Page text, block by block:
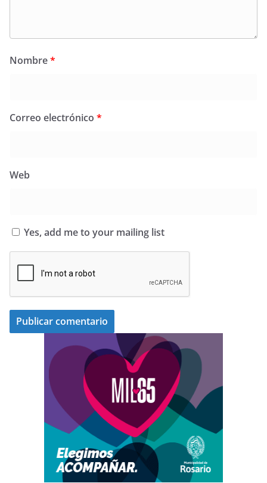
Nombre*
Correo electrónico *
Web
Yes, add me to your mailing list